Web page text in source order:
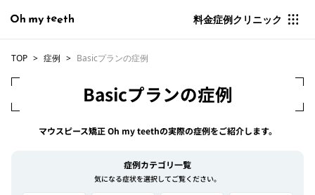
料金症例クリニック
TOP 症例 Basicプランの症例
Basicプランの症例
マウスピース矯正 Oh my teethの実際の症例をご紹介します。
症例カテゴリ一覧
気になる症状を選択してご覧ください。